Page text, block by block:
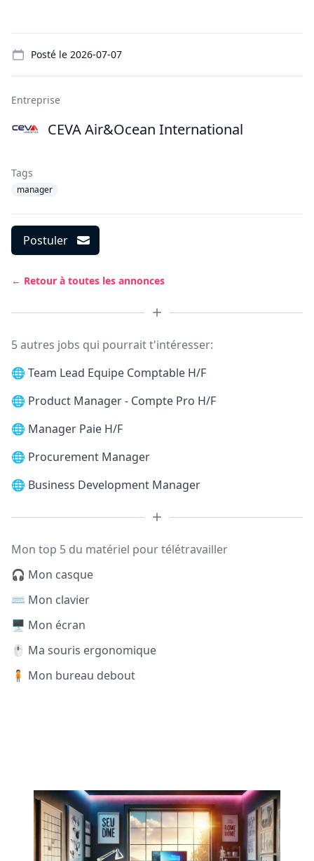
Posté le 2026-07-07
Entreprise
CEVA Air&Ocean International
Tags
manager
Postuler
← Retour à toutes les annonces
5 autres jobs qui pourrait t'intéresser:
🌐 Team Lead Equipe Comptable H/F
🌐 Product Manager - Compte Pro H/F
🌐 Manager Paie H/F
🌐 Procurement Manager
🌐 Business Development Manager
Mon top 5 du matériel pour télétravailler
🎧 Mon casque
⌨️ Mon clavier
🖥️ Mon écran
🖱️ Ma souris ergonomique
🧍 Mon bureau debout